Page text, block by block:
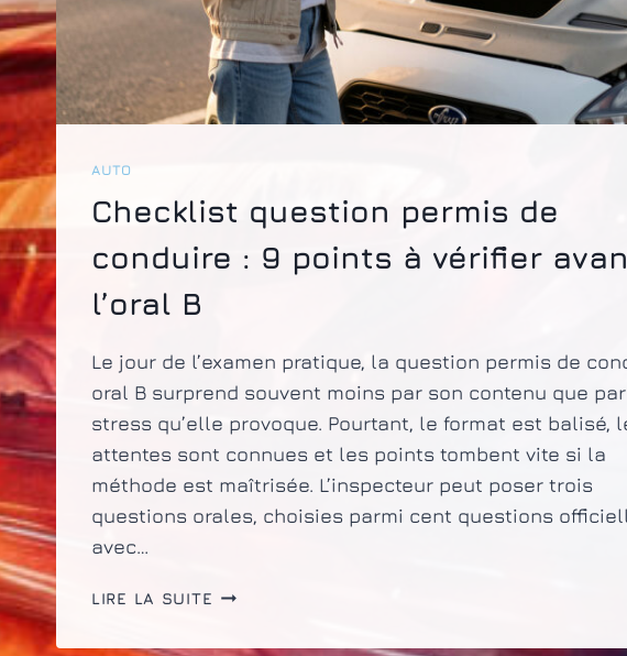
AUTO
Checklist question permis de
conduire : 9 points à vérifier
l’oral B
Le jour de l’examen pratique, la question permis de
oral B surprend souvent moins par son contenu que
stress qu’elle provoque. Pourtant, le format est balisé,
attentes sont connues et les points tombent vite si la
méthode est maîtrisée. L’inspecteur peut poser trois
questions orales, choisies parmi cent questions
avec…
LIRE LA SUITE CHECKLIST
PERMIS